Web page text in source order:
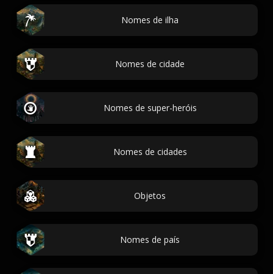
Nomes de ilha
Nomes de cidade
Nomes de super-heróis
Nomes de cidades
Objetos
Nomes de país